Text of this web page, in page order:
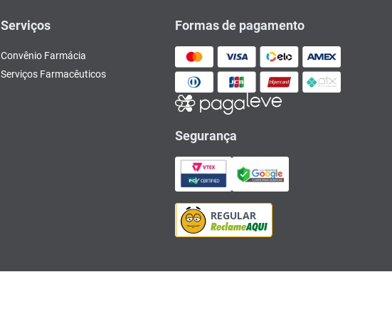
Serviços
Convênio Farmácia
Serviços Farmacêuticos
Formas de pagamento
Segurança